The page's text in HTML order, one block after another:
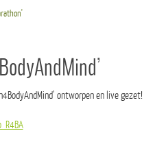
ontworpen en live gezet!